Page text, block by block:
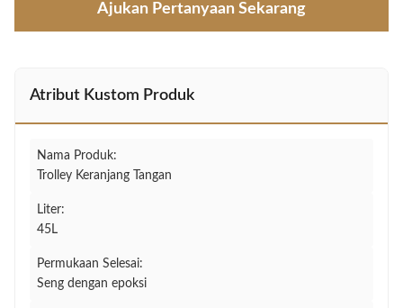
Ajukan Pertanyaan Sekarang
Atribut Kustom Produk
Nama Produk:
Trolley Keranjang Tangan
Liter:
45L
Permukaan Selesai:
Seng dengan epoksi